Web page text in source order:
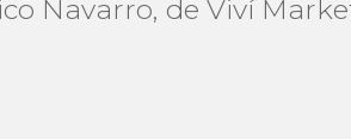
Navarro, de Viví